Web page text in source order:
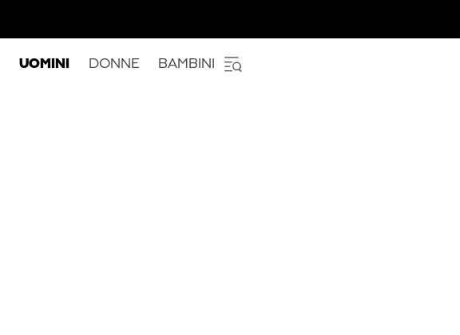
UOMINI DONNE BAMBINI